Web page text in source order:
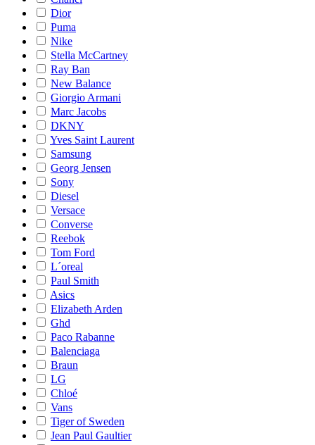
Dior
Puma
Nike
Stella McCartney
Ray Ban
New Balance
Giorgio Armani
Marc Jacobs
DKNY
Yves Saint Laurent
Samsung
Georg Jensen
Sony
Diesel
Versace
Converse
Reebok
Tom Ford
L´oreal
Paul Smith
Asics
Elizabeth Arden
Ghd
Paco Rabanne
Balenciaga
Braun
LG
Chloé
Vans
Tiger of Sweden
Jean Paul Gaultier